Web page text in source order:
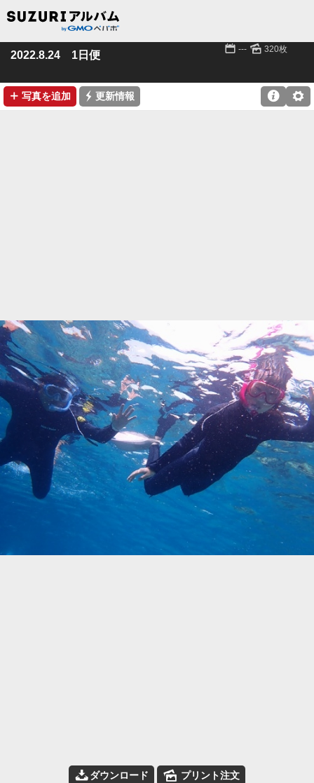
2022.8.24 1日便 📅 --- 🌄 320枚
➕ 写真を追加 ⚡ 更新情報 ⚙

📥ダウンロード 🌄 プリント注文